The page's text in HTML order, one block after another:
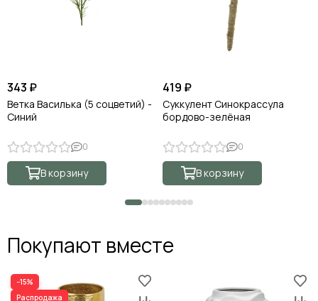
343 ₽
Ветка Василька (5 соцветий) -
Синий
0
В корзину
419 ₽
Суккулент Синокрассула
бордово-зелёная
0
В корзину
Покупают вместе
−15%